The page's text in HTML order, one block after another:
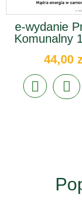
e-wydanie
Komunalny
44,00